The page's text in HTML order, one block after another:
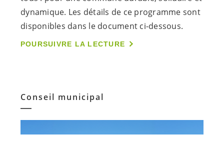
dynamique. Les détails de ce programme sont
disponibles dans le document ci-dessous.
POURSUIVRE LA LECTURE
Conseil municipal